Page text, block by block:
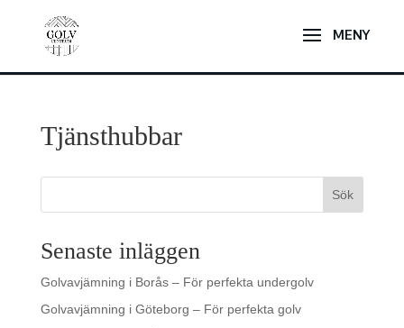
Tjänsthubbar
Sök
Senaste inläggen
Golvavjämning i Borås – För perfekta undergolv
Golvavjämning i Göteborg – För perfekta golv